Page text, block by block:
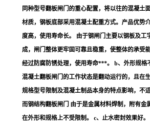
同种型号翻板闸门的重心配置，将以往的混凝土
材质，钢板底部采用混凝土配重方式。产品优势
度高，使用寿命长。 由于钢闸门主要以钢板及工
成，闸门整体更牢固可靠且稳重，使整体的承受
经过防腐防锈处理，使用寿命***。 b、外形规格
混凝土翻板闸门的工作状态是翻动运行的，且在
规格型号限制及混凝土制品本身的特点影响，不
而钢结构翻板闸门 由于是金属材料焊制，附有金
在外形和规格上不受限制。 c、止水密封效果好